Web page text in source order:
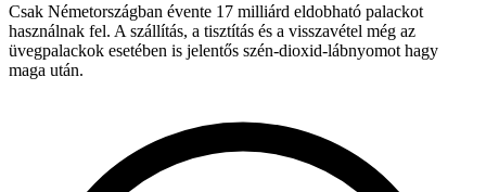
Csak Németországban évente 17 milliárd eldobható palackot
használnak fel. A szállítás, a tisztítás és a visszavétel még az
üvegpalackok esetében is jelentős szén-dioxid-lábnyomot hagy
maga után.